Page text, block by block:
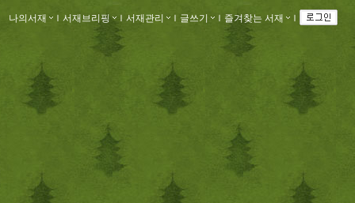
나의서재 ｌ 서재브리핑 ｌ 서재관리 ｌ 글쓰기 ｌ 즐겨찾는 서재 ｌ